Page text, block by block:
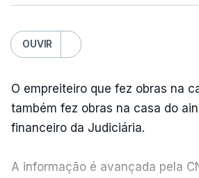
OUVIR
O empreiteiro que fez obras na
também fez obras na casa do
financeiro da Judiciária.
A informação é avançada pela